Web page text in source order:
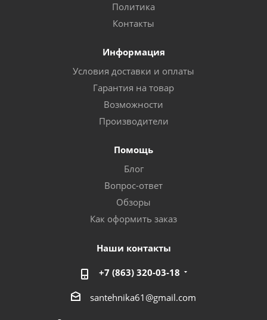
Политика
Контакты
Информация
Условия доставки и оплаты
Гарантия на товар
Возможности
Производители
Помощь
Блог
Вопрос-ответ
Обзоры
Как оформить заказ
Наши контакты
+7 (863) 320-03-18
santehnika61@gmail.com